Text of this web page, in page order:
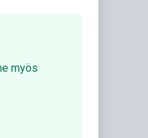
myös